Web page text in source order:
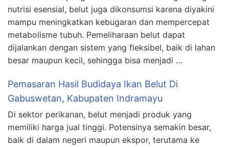
nutrisi esensial, belut juga dikonsumsi karena diyakini
mampu meningkatkan kebugaran dan mempercepat
metabolisme tubuh. Pemeliharaan belut dapat
dijalankan dengan sistem yang fleksibel, baik di lahan
besar maupun kecil, sehingga bisa menjadi …
Pemasaran Hasil Budidaya Ikan Belut Di
Gabuswetan, Kabupaten Indramayu
Di sektor perikanan, belut menjadi produk yang
memiliki harga jual tinggi. Potensinya semakin besar,
baik di dalam negeri maupun ekspor, terutama ke